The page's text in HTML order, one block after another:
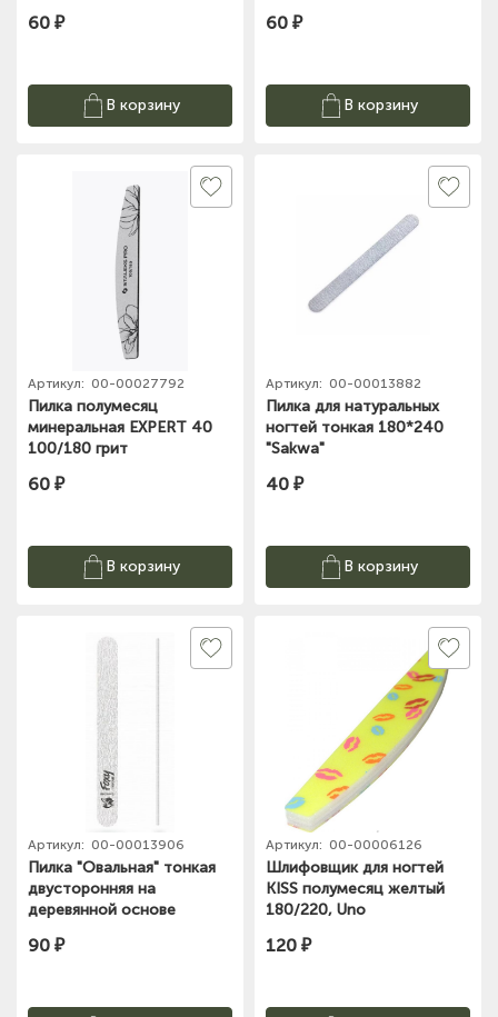
60 ₽
В корзину
60 ₽
В корзину
Артикул: 00-00027792
Пилка полумесяц
минеральная EXPERT 40
100/180 грит
60 ₽
В корзину
Артикул: 00-00013882
Пилка для натуральных
ногтей тонкая 180*240
"Sakwa"
40 ₽
В корзину
Артикул: 00-00013906
Пилка "Овальная" тонкая
двусторонняя на
деревянной основе
90 ₽
Артикул: 00-00006126
Шлифовщик для ногтей
KISS полумесяц желтый
180/220, Uno
120 ₽